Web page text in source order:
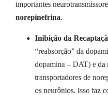
importantes
norepinefrina.
Inibição da
“reabsorção” da
dopamina – DAT) e da
transportadores de
os neurônios. Isso faz